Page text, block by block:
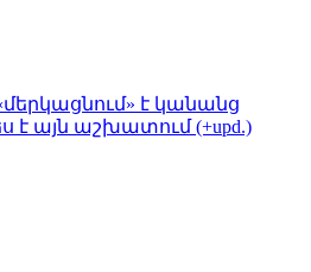
է կանանց
է այն աշխատում (+upd.)